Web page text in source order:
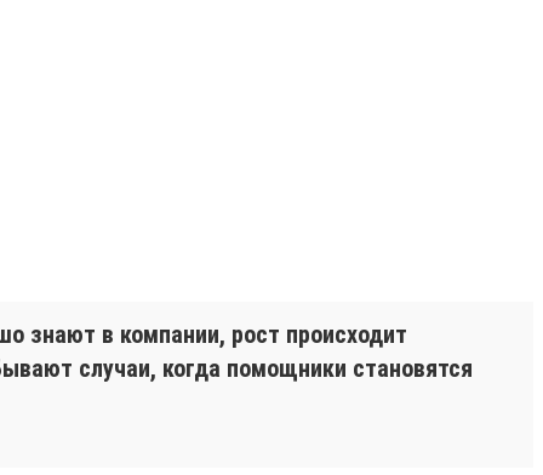
знают в компании, рост происходит
случаи, когда помощники становятся